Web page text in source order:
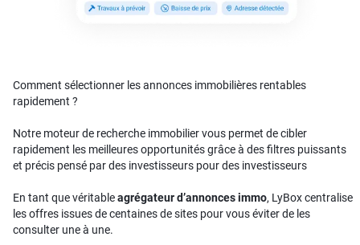
Comment sélectionner les annonces immobilières rentables
rapidement ?
Notre moteur de recherche immobilier vous permet de cibler
rapidement les meilleures opportunités grâce à des filtres puissants
et précis pensé par des investisseurs pour des investisseurs
En tant que véritableagrégateur d’annonces immo, LyBox centralise
les offres issues de centaines de sites pour vous éviter de les
consulter une à une.